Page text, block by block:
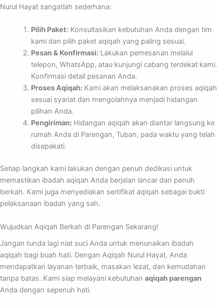
Nurul Hayat sangatlah sederhana:
Pilih Paket:Konsultasikan kebutuhan Anda dengan tim
kami dan pilih paket aqiqah yang paling sesuai.
Pesan & Konfirmasi:Lakukan pemesanan melalui
telepon, WhatsApp, atau kunjungi cabang terdekat kami.
Konfirmasi detail pesanan Anda.
Proses Aqiqah:Kami akan melaksanakan proses aqiqah
sesuai syariat dan mengolahnya menjadi hidangan
pilihan Anda.
Pengiriman:Hidangan aqiqah akan diantar langsung ke
rumah Anda di Parengan, Tuban, pada waktu yang telah
disepakati.
Setiap langkah kami lakukan dengan penuh dedikasi untuk
memastikan ibadah aqiqah Anda berjalan lancar dan penuh
berkah. Kami juga menyediakan sertifikat aqiqah sebagai bukti
pelaksanaan ibadah yang sah.
Wujudkan Aqiqah Berkah di Parengan Sekarang!
Jangan tunda lagi niat suci Anda untuk menunaikan ibadah
aqiqah bagi buah hati. Dengan Aqiqah Nurul Hayat, Anda
mendapatkan layanan terbaik, masakan lezat, dan kemudahan
tanpa batas. Kami siap melayani kebutuhan aqiqah parengan
Anda dengan sepenuh hati.